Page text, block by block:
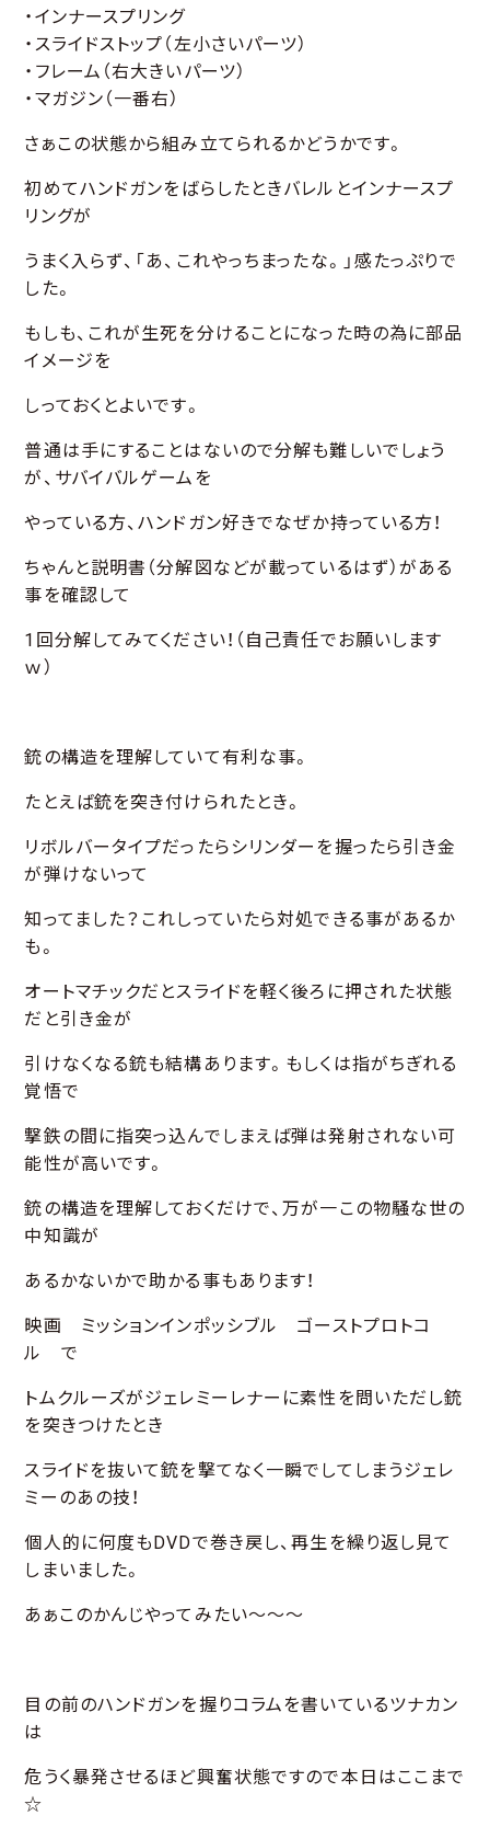
・インナースプリング
・スライドストップ（左小さいパーツ）
・フレーム（右大きいパーツ）
・マガジン（一番右）
さぁこの状態から組み立てられるかどうかです。
初めてハンドガンをばらしたときバレルとインナースプ
リングが
うまく入らず、「あ、これやっちまったな。」感たっぷりで
した。
もしも、これが生死を分けることになった時の為に部品
イメージを
しっておくとよいです。
普通は手にすることはないので分解も難しいでしょう
が、サバイバルゲームを
やっている方、ハンドガン好きでなぜか持っている方！
ちゃんと説明書（分解図などが載っているはず）がある
事を確認して
1回分解してみてください！（自己責任でお願いします
ｗ）
銃の構造を理解していて有利な事。
たとえば銃を突き付けられたとき。
リボルバータイプだったらシリンダーを握ったら引き金
が弾けないって
知ってました？これしっていたら対処できる事があるか
も。
オートマチックだとスライドを軽く後ろに押された状態
だと引き金が
引けなくなる銃も結構あります。もしくは指がちぎれる
覚悟で
撃鉄の間に指突っ込んでしまえば弾は発射されない可
能性が高いです。
銃の構造を理解しておくだけで、万が一この物騒な世の
中知識が
あるかないかで助かる事もあります！
映画 ミッションインポッシブル ゴーストプロトコ
ル で
トムクルーズがジェレミーレナーに素性を問いただし銃
を突きつけたとき
スライドを抜いて銃を撃てなく一瞬でしてしまうジェレ
ミーのあの技！
個人的に何度もDVDで巻き戻し、再生を繰り返し見て
しまいました。
あぁこのかんじやってみたい～～～
目の前のハンドガンを握りコラムを書いているツナカン
は
危うく暴発させるほど興奮状態ですので本日はここまで
☆